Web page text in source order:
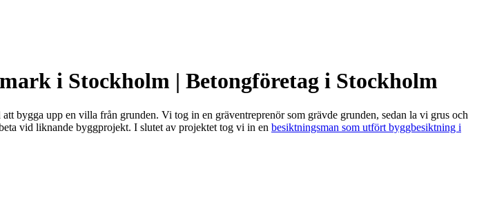
i Stockholm | Betongföretag i Stockholm
bygga upp en villa från grunden. Vi tog in en gräventreprenör som grävde grunden, sedan la vi grus och
vid liknande byggprojekt. I slutet av projektet tog vi in en besiktningsman som utfört byggbesiktning i